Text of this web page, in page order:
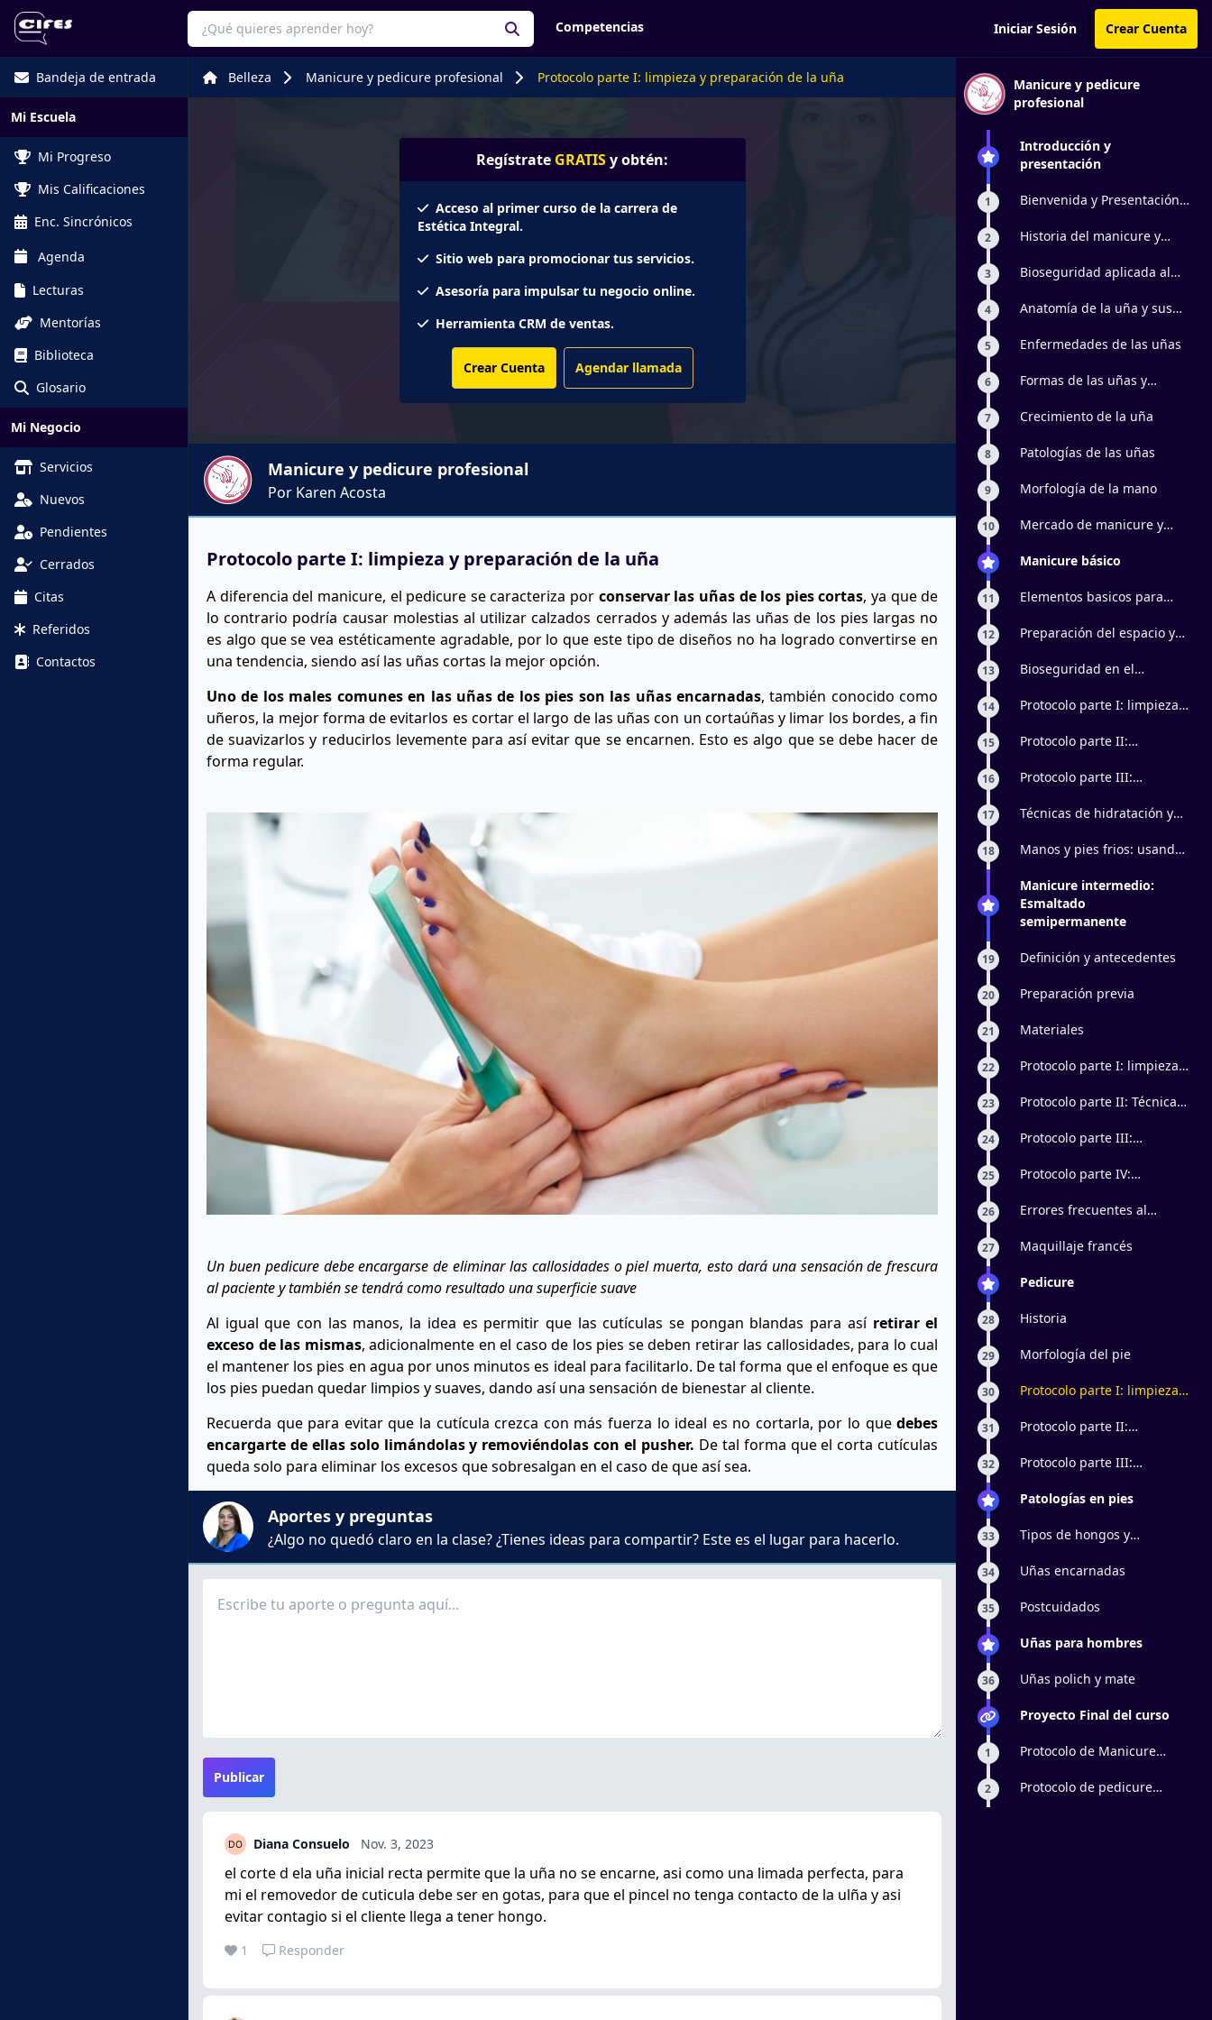
Competencias Iniciar Sesión Crear Cuenta
Bandeja de entrada
Mi Escuela
Mi Progreso
Mis Calificaciones
Enc. Sincrónicos
Agenda
Lecturas
Mentorías
Biblioteca
Glosario
Mi Negocio
Servicios
Nuevos
Pendientes
Cerrados
Citas
Referidos
Contactos
Belleza Manicure y pedicure profesional Protocolo parte I: limpieza y preparación de la uña
Regístrate GRATISy obtén:
Acceso al primer curso de la carrera de
Estética Integral.
Sitio web para promocionar tus servicios.
Asesoría para impulsar tu negocio online.
Herramienta CRM de ventas.
Crear Cuenta Agendar llamada
Manicure y pedicure profesional
Por Karen Acosta
Protocolo parte I: limpieza y preparación de la uña
A diferencia del manicure, el pedicure se caracteriza por conservar las uñas de los pies cortas, ya que de
lo contrario podría causar molestias al utilizar calzados cerrados y además las uñas de los pies largas no
es algo que se vea estéticamente agradable, por lo que este tipo de diseños no ha logrado convertirse en
una tendencia, siendo así las uñas cortas la mejor opción.
Uno de los males comunes en las uñas de los pies son las uñas encarnadas, también conocido como
uñeros, la mejor forma de evitarlos es cortar el largo de las uñas con un cortaúñas y limar los bordes, a fin
de suavizarlos y reducirlos levemente para así evitar que se encarnen. Esto es algo que se debe hacer de
forma regular.
Un buen pedicure debe encargarse de eliminar las callosidades o piel muerta, esto dará una sensación de frescura
al paciente y también se tendrá como resultado una superficie suave
Al igual que con las manos, la idea es permitir que las cutículas se pongan blandas para así retirar el
exceso de las mismas, adicionalmente en el caso de los pies se deben retirar las callosidades, para lo cual
el mantener los pies en agua por unos minutos es ideal para facilitarlo. De tal forma que el enfoque es que
los pies puedan quedar limpios y suaves, dando así una sensación de bienestar al cliente.
Recuerda que para evitar que la cutícula crezca con más fuerza lo ideal es no cortarla, por lo quedebes
encargarte de ellas solo limándolas y removiéndolas con el pusher. De tal forma que el corta cutículas
queda solo para eliminar los excesos que sobresalgan en el caso de que así sea.
Aportes y preguntas
¿Algo no quedó claro en la clase? ¿Tienes ideas para compartir? Este es el lugar para hacerlo.
Publicar
Diana Consuelo Nov. 3, 2023
el corte d ela uña inicial recta permite que la uña no se encarne, asi como una limada perfecta, para
mi el removedor de cuticula debe ser en gotas, para que el pincel no tenga contacto de la ulña y asi
evitar contagio si el cliente llega a tener hongo.
1 Responder
Manicure y pedicure
profesional
Introducción y
presentación
1
Bienvenida y Presentación
2
Historia del manicure y
3
Bioseguridad aplicada al
y pies
4
Anatomía de la uña y sus
5 Enfermedades de las uñas
6
Formas de las uñas y
7 Crecimiento de la uña
8 Patologías de las uñas
9 Morfología de la mano
10
Mercado de manicure y
Manicure básico
11
Elementos basicos para
12
Preparación del espacio y
13
Bioseguridad en el
14
Protocolo parte I: limpieza,
de elementos de trabajo -
15
Protocolo parte II:
exfoliación
16
Protocolo parte III:
Maquillaje francés clásico
17
Técnicas de hidratación y
18
Manos y pies frios: usando
pedicure
Manicure intermedio:
Esmaltado
semipermanente
19 Definición y antecedentes
20 Preparación previa
21 Materiales
22
Protocolo parte I: limpieza
preparación de la uña
23
Protocolo parte II: Técnica
24
Protocolo parte III:
maquillaje
25
Protocolo parte IV:
26
Errores frecuentes al
27 Maquillaje francés
Pedicure
28 Historia
29 Morfología del pie
30
Protocolo parte I: limpieza y
31
Protocolo parte II:
32
Protocolo parte III:
Patologías en pies
33
Tipos de hongos y
34 Uñas encarnadas
35 Postcuidados
Uñas para hombres
36 Uñas polich y mate
Proyecto Final del curso
1
Protocolo de Manicure
2
Protocolo de pedicure